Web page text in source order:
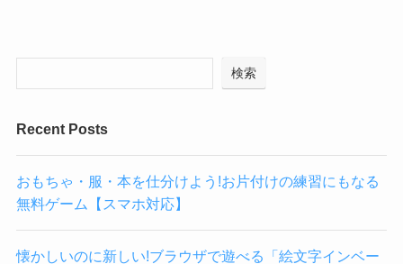
検索
Recent Posts
おもちゃ・服・本を仕分けよう!お片付けの練習にもなる
無料ゲーム【スマホ対応】
懐かしいのに新しい!ブラウザで遊べる「絵文字インベー